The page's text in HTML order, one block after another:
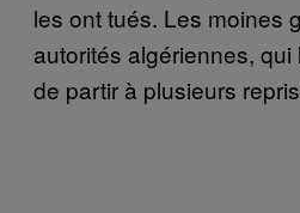
les ont tués. Les moines
autorités algériennes,
de partir à plusieurs